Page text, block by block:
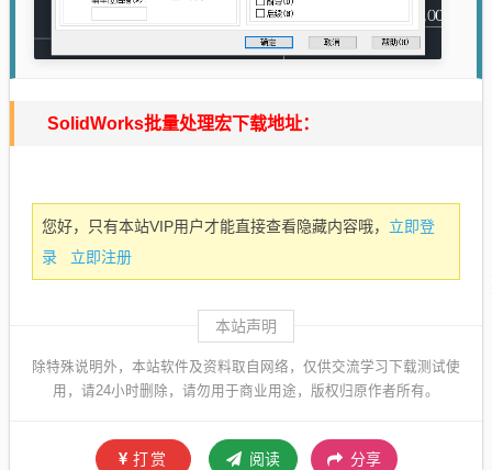
SolidWorks批量处理宏下载地址：
您好，只有本站VIP用户才能直接查看隐藏内容哦， 立即登
录
立即注册
本站声明
除特殊说明外，本站软件及资料取自网络，仅供交流学习下载测试使
用，请24小时删除，请勿用于商业用途，版权归原作者所有。
打赏 阅读 分享